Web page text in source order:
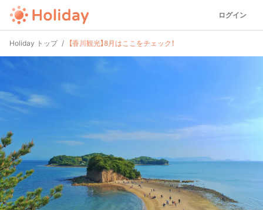
ログイン
Holiday トップ 【香川観光】8月はここをチェック！